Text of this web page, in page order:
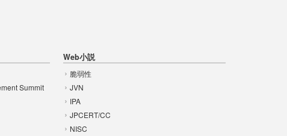
Summit
Web小説
脆弱性
JVN
IPA
JPCERT/CC
NISC